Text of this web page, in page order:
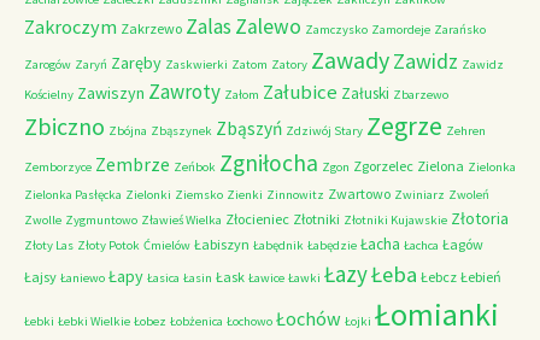
Zakroczym Zakrzewo ZalasZalewo Zamczysko Zamordeje Zarańsko
Zarogów Zaryń Zaręby Zaskwierki Zatom Zatory ZawadyZawidz Zawidz
Kościelny Zawiszyn Zawroty Załom Załubice Załuski Zbarzewo
Zbiczno Zbójna Zbąszynek Zbąszyń Zdziwój Stary Zegrze Zehren
Zemborzyce Zembrze Zeńbok Zgniłocha Zgon Zgorzelec Zielona Zielonka
Zielonka Pasłęcka Zielonki Ziemsko Zienki Zinnowitz Zwartowo Zwiniarz Zwoleń
Zwolle Zygmuntowo Zławieś Wielka Złocieniec Złotniki Złotniki Kujawskie Złotoria
Złoty Las Złoty Potok Ćmielów Łabiszyn Łabędnik Łabędzie Łacha Łachca Łagów
Łajsy Łaniewo Łapy Łasica Łasin Łask Ławice Ławki ŁazyŁeba Łebcz Łebień
Łebki Łebki Wielkie Łobez Łobżenica Łochowo Łochów Łojki Łomianki